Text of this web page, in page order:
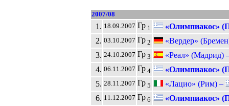
2007/08
1. 18.09.2007 Гр 1
«Олимпиакос»
2. 03.10.2007 Гр 2
«Вердер»
3. 24.10.2007 Гр 3
«Реал» (Мадрид)
4. 06.11.2007 Гр 4
«Олимпиакос»
5. 28.11.2007 Гр 5
«Лацио» (Рим) –
6. 11.12.2007 Гр 6
«Олимпиакос»